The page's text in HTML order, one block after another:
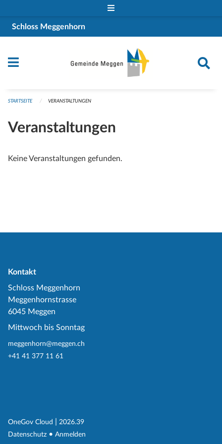
Schloss Meggenhorn
STARTSEITE VERANSTALTUNGEN
Veranstaltungen
Keine Veranstaltungen gefunden.
Kontakt
Schloss Meggenhorn
Meggenhornstrasse
6045 Meggen
Mittwoch bis Sonntag
meggenhorn@meggen.ch
+41 41 377 11 61
OneGov Cloud (External Link)
2026.39
Datenschutz (External Link)
Anmelden